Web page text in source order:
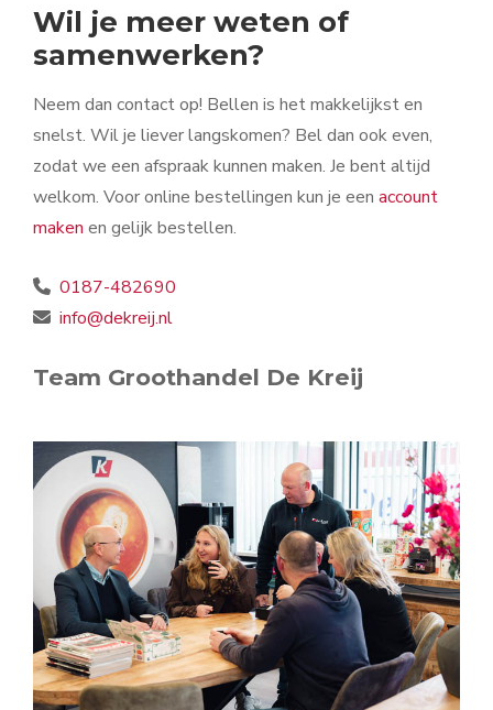
Wil je meer weten of
samenwerken?
Neem dan contact op! Bellen is het makkelijkst en
snelst. Wil je liever langskomen? Bel dan ook even,
zodat we een afspraak kunnen maken. Je bent altijd
welkom. Voor online bestellingen kun je een account
maken en gelijk bestellen.
0187-482690
info@dekreij.nl
Team Groothandel De Kreij